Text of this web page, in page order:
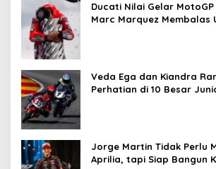
Ducati Nilai Gelar
Marc Marquez Membalas
Veda Ega dan Kiandra
Perhatian di 10 Besar
Jorge Martin Tidak Perlu
Aprilia, tapi Siap Bangun